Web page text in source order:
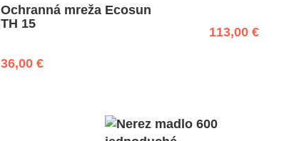
Ochranná mreža Ecosun
TH 15
36,00 €
113,00 €